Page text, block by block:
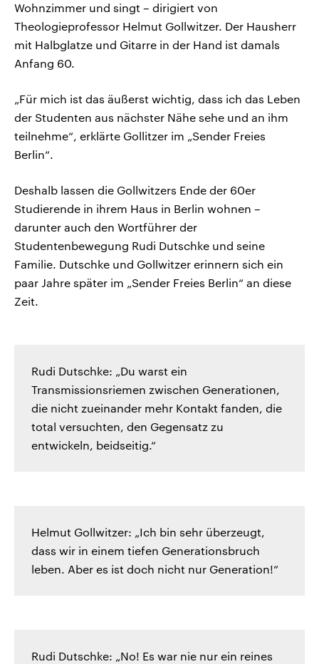
Wohnzimmer und singt – dirigiert von
Theologieprofessor Helmut Gollwitzer. Der Hausherr
mit Halbglatze und Gitarre in der Hand ist damals
Anfang 60.
„Für mich ist das äußerst wichtig, dass ich das Leben
der Studenten aus nächster Nähe sehe und an ihm
teilnehme“, erklärte Gollitzer im „Sender Freies
Berlin“.
Deshalb lassen die Gollwitzers Ende der 60er
Studierende in ihrem Haus in Berlin wohnen –
darunter auch den Wortführer der
Studentenbewegung Rudi Dutschke und seine
Familie. Dutschke und Gollwitzer erinnern sich ein
paar Jahre später im „Sender Freies Berlin“ an diese
Zeit.
Rudi Dutschke: „Du warst ein
Transmissionsriemen zwischen Generationen,
die nicht zueinander mehr Kontakt fanden, die
total versuchten, den Gegensatz zu
entwickeln, beidseitig.“
Helmut Gollwitzer: „Ich bin sehr überzeugt,
dass wir in einem tiefen Generationsbruch
leben. Aber es ist doch nicht nur Generation!“
Rudi Dutschke: „No! Es war nie nur ein reines